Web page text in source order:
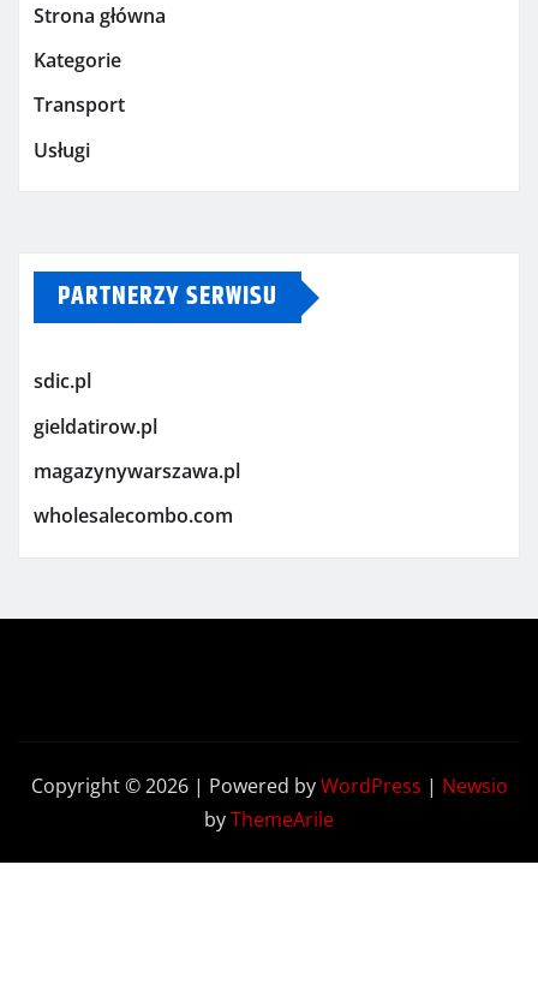
Strona główna
Kategorie
Transport
Usługi
PARTNERZY SERWISU
sdic.pl
gieldatirow.pl
magazynywarszawa.pl
wholesalecombo.com
Copyright © 2026 | Powered byWordPress | Newsio
byThemeArile